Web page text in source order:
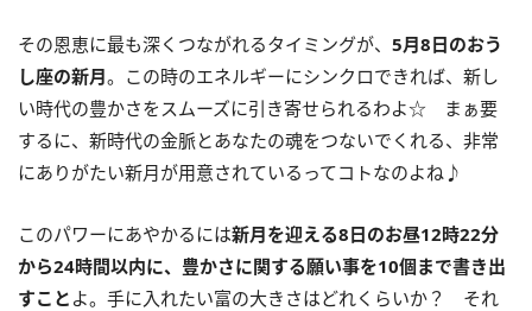
その恩恵に最も深くつながれるタイミングが、 5月8日のおう
し座の新月。この時のエネルギーにシンクロできれば、新し
い時代の豊かさをスムーズに引き寄せられるわよ☆ まぁ要
するに、新時代の金脈とあなたの魂をつないでくれる、非常
にありがたい新月が用意されているってコトなのよね♪
このパワーにあやかるには新月を迎える8日のお昼12時22分
から24時間以内に、豊かさに関する願い事を10個まで書き出
すこと よ。手に入れたい富の大きさはどれくらいか？ それ